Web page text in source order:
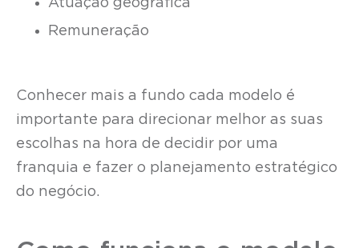
Atuação geográfica
Remuneração
Conhecer mais a fundo cada modelo é
importante para direcionar melhor as suas
escolhas na hora de decidir por uma
franquia e fazer o planejamento estratégico
do negócio.